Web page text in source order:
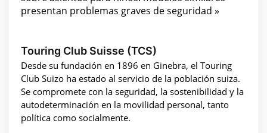
presentan problemas graves de seguridad »
Touring Club Suisse (TCS)
Desde su fundación en 1896 en Ginebra, el Touring
Club Suizo ha estado al servicio de la población suiza.
Se compromete con la seguridad, la sostenibilidad y la
autodeterminación en la movilidad personal, tanto
política como socialmente.